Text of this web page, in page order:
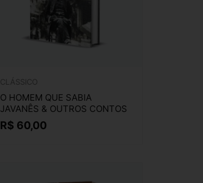
CLÁSSICO
O HOMEM QUE SABIA
JAVANÊS & OUTROS CONTOS
R$ 60,00